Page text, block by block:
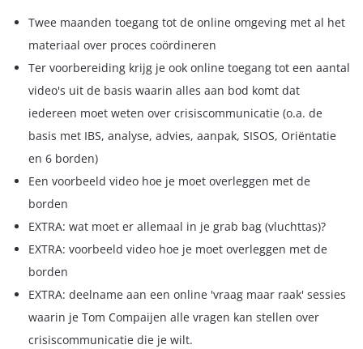
Twee maanden toegang tot de online omgeving met al het
materiaal over proces coördineren
Ter voorbereiding krijg je ook online toegang tot een aantal
video's uit de basis waarin alles aan bod komt dat
iedereen moet weten over crisiscommunicatie (o.a. de
basis met IBS, analyse, advies, aanpak, SISOS, Oriëntatie
en 6 borden)
Een voorbeeld video hoe je moet overleggen met de
borden
EXTRA: wat moet er allemaal in je grab bag (vluchttas)?
EXTRA: voorbeeld video hoe je moet overleggen met de
borden
EXTRA: deelname aan een online 'vraag maar raak' sessies
waarin je Tom Compaijen alle vragen kan stellen over
crisiscommunicatie die je wilt.